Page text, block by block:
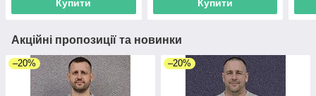
Купити Купити
Акційні пропозиції та новинки
–20% –20%